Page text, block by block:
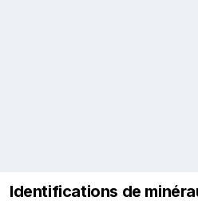
Identifications de